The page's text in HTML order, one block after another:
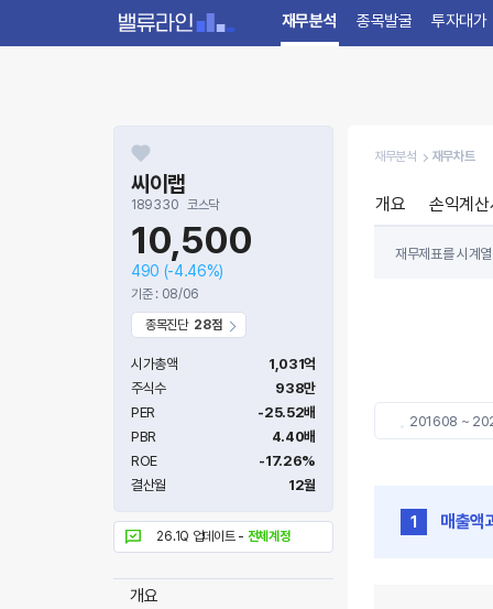
재무분석 종목발굴 투자대가
씨이랩
189330 코스닥
10,500
490 (-4.46%)
기준 : 08/06
종목진단 28점
시가총액
1,031억
주식수
938만
PER
-25.52배
PBR
4.40배
ROE
-17.26%
결산월
12월
26.1Q 업데이트 - 전체계정
개요
재무분석 재무차트
개요 손익계산
재무제표를 시계
현재 시점에서
201608 ~
1 매출액